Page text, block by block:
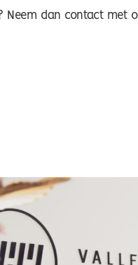
dan contact met